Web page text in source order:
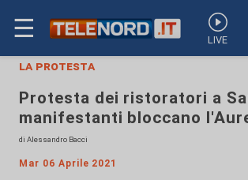
☰ LIVE
la protesta
Protesta dei ristoratori a
manifestanti bloccano
di Alessandro Bacci
Mar 06 Aprile 2021